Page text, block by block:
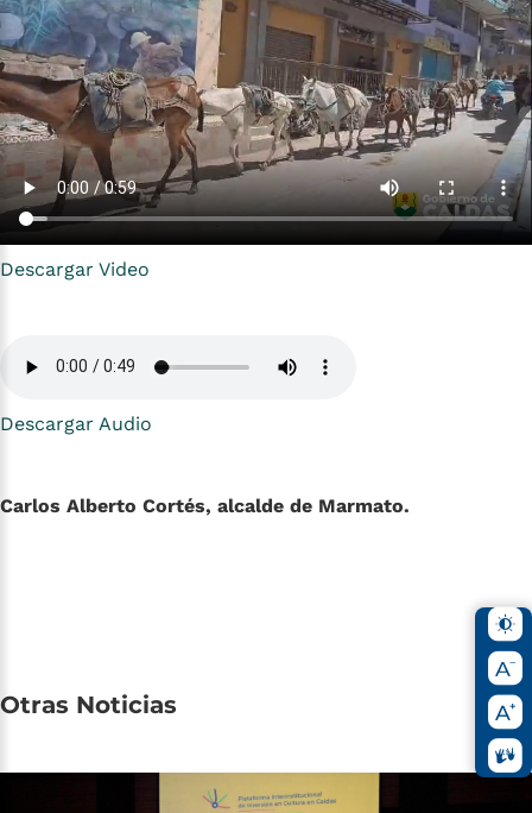
Descargar Video
Descargar Audio
Carlos Alberto Cortés, alcalde de Marmato.
Otras Noticias